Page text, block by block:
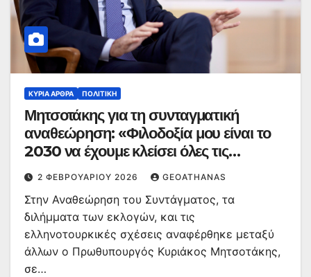
ΚΥΡΙΑ ΑΡΘΡΑ ΠΟΛΙΤΙΚΉ
Μητσοτάκης για τη συνταγματική
αναθεώρηση: «Φιλοδοξία μου είναι το
2030 να έχουμε κλείσει όλες τις
εκκρεμότητες με το πελατειακό κράτος»
2 ΦΕΒΡΟΥΑΡΊΟΥ 2026 GEOATHANAS
Στην Αναθεώρηση του Συντάγματος, τα
διλήμματα των εκλογών, και τις
ελληνοτουρκικές σχέσεις αναφέρθηκε μεταξύ
άλλων ο Πρωθυπουργός Κυριάκος Μητσοτάκης,
σε…